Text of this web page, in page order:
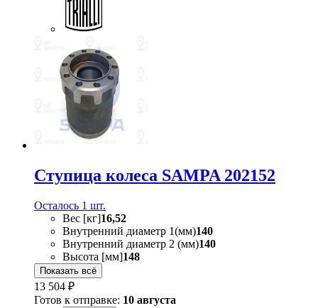
Ступица колеса SAMPA 202152
Осталось 1 шт.
Вес [кг]16,52
Внутренний диаметр 1(мм)140
Внутренний диаметр 2 (мм)140
Высота [мм]148
Показать всё
13 504 ₽
Готов к отправке: 10 августа